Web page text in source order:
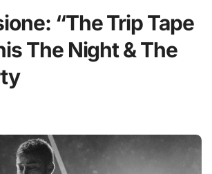
“The Trip Tape
The Night & The